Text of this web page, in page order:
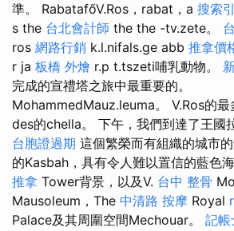
準。 RabatafőV.Ros，rabat，a 搜索
s the 台北會計師 the the -tv.zete。
ros 網路行銷 k.l.nifals.ge abb 推拿價
r ja 板橋 外燴 r.p t.tszeti哺乳動物。
完成的宣禮塔之旅中最重要的。
MohammedMauz.leuma。 V.Ros的
des的chella。 下午，我們到達了王國
台胞證過期 這個繁榮而有組織的城市
的Kasbah，具有令人難以置信的藍色
推拿 Tower背景，以及V. 台中 整骨
Mausoleum，The 中清路 按摩 Royal
Palace及其周圍空間Mechouar。 記